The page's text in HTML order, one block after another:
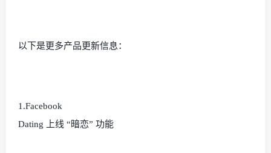
以下是更多产品更新信息：
1.Facebook
Dating
上线 “暗恋” 功能